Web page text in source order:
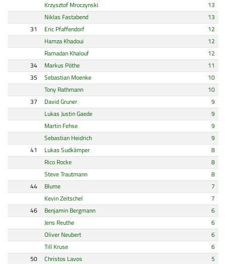
Krzysztof Mroczynski
13
Niklas Fastabend
13
31
Eric Pfaffendorf
12
Hamza Khadoui
12
Ramadan Khalouf
12
34
Markus Pöthe
11
35
Sebastian Moenke
10
Tony Rathmann
10
37
David Gruner
9
Lukas Justin Gaede
9
Martin Fehse
9
Sebastian Heidrich
9
41
Lukas Sudkämper
8
Rico Rocke
8
Steve Trautmann
8
44
Blume
7
Kevin Zeitschel
7
46
Benjamin Bergmann
6
Jens Reuthe
6
Oliver Neubert
6
Till Kruse
6
50
Christos Lavos
5